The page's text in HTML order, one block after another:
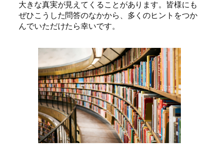
大きな真実が見えてくることがあります。皆様にも
ぜひこうした問答のなかから、多くのヒントをつか
んでいただけたら幸いです。